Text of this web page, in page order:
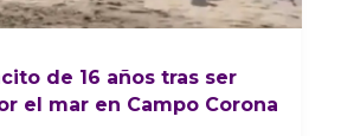
de 16 años tras ser
el mar en Campo Corona